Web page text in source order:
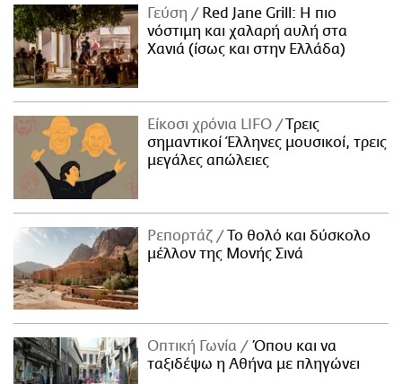
Γεύση
Red Jane Grill: Η πιο
νόστιμη και χαλαρή αυλή στα
Χανιά (ίσως και στην Ελλάδα)
Είκοσι χρόνια LIFO
Tρεις
σημαντικοί Έλληνες μουσικοί, τρεις
μεγάλες απώλειες
Ρεπορτάζ
Το θολό και δύσκολο
μέλλον της Μονής Σινά
Οπτική Γωνία
Όπου και να
ταξιδέψω η Αθήνα με πληγώνει